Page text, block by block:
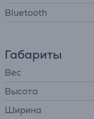
Bluetooth
Габариты
Вес
Высота
Ширина